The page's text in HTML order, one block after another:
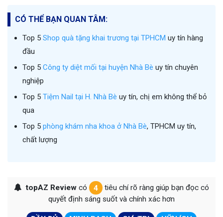
CÓ THỂ BẠN QUAN TÂM:
Top 5 Shop quà tặng khai trương tại TPHCM uy tín hàng
đầu
Top 5 Công ty diệt mối tại huyện Nhà Bè uy tín chuyên
nghiệp
Top 5 Tiệm Nail tại H. Nhà Bè uy tín, chị em không thể bỏ
qua
Top 5 phòng khám nha khoa ở Nhà Bè, TPHCM uy tín,
chất lượng
topAZ Reviewcó 4
tiêu chí rõ ràng giúp bạn đọc có
quyết định sáng suốt và chính xác hơn